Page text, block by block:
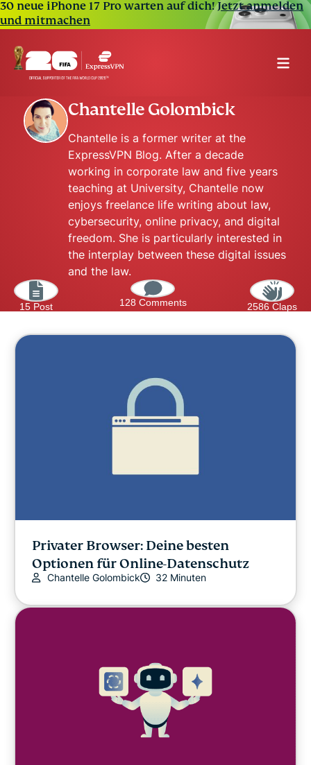
30 neue iPhone 17 Pro warten auf dich!Jetzt anmelden
und mitmachen
Chantelle Golombick
Chantelle is a former writer at the
ExpressVPN Blog. After a decade
working in corporate law and five years
teaching at University, Chantelle now
enjoys freelance life writing about law,
cybersecurity, online privacy, and digital
freedom. She is particularly interested in
the interplay between these digital issues
and the law.
15 Post 128 Comments 2586 Claps
Privater Browser: Deine besten
Optionen für Online-Datenschutz
Chantelle Golombick 32 Minuten